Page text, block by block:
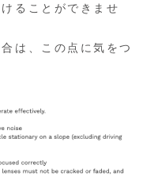
ることができませ
は、この点に気をつ